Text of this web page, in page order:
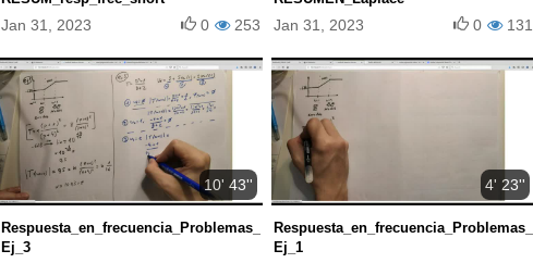
Jan 31, 2023 253
0 Jan 31, 2023 131
0
10' 43''
Respuesta_en_frecuencia_Problemas_
Ej_3
4' 23''
Respuesta_en_frecuencia_Problemas_
Ej_1